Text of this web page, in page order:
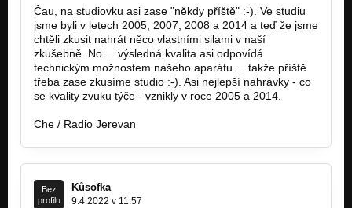
Čau, na studiovku asi zase "někdy příště" :-). Ve studiu
jsme byli v letech 2005, 2007, 2008 a 2014 a teď že jsme
chtěli zkusit nahrát něco vlastními silami v naší
zkušebně. No ... výsledná kvalita asi odpovídá
technickým možnostem našeho aparátu ... takže příště
třeba zase zkusíme studio :-). Asi nejlepší nahrávky - co
se kvality zvuku týče - vznikly v roce 2005 a 2014.
Che / Radio Jerevan
Bez
profilu
Kůsofka
9.4.2022 v 11:57